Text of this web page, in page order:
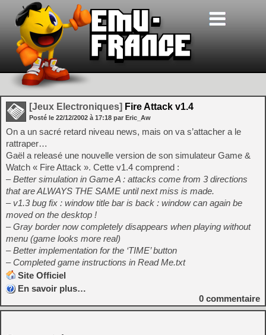
[Jeux Electroniques] Fire Attack v1.4
Posté le 22/12/2002 à 17:18 par Eric_Aw
On a un sacré retard niveau news, mais on va s’attacher a le
rattraper…
Gaël a releasé une nouvelle version de son simulateur Game &
Watch « Fire Attack ». Cette v1.4 comprend :
– Better simulation in Game A : attacks come from 3 directions
that are ALWAYS THE SAME until next miss is made.
– v1.3 bug fix : window title bar is back : window can again be
moved on the desktop !
– Gray border now completely disappears when playing without
menu (game looks more real)
– Better implementation for the ‘TIME’ button
– Completed game instructions in Read Me.txt
Site Officiel
En savoir plus…
0 commentaire